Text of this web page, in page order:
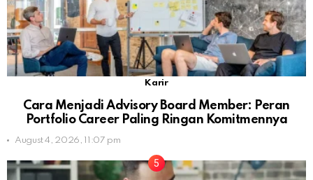
Karir
Cara Menjadi Advisory Board Member: Peran
Portfolio Career Paling Ringan Komitmennya
August 4, 2026, 11:07 pm